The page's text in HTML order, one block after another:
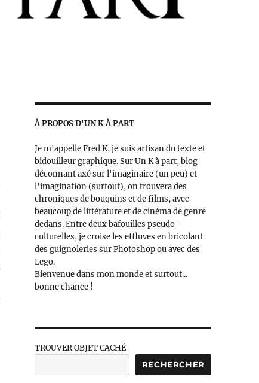
À PROPOS D'UN K À PART
Je m'appelle Fred K, je suis artisan du texte et
bidouilleur graphique. Sur Un K à part, blog
déconnant axé sur l'imaginaire (un peu) et
l'imagination (surtout), on trouvera des
chroniques de bouquins et de films, avec
beaucoup de littérature et de cinéma de genre
dedans. Entre deux bafouilles pseudo-
culturelles, je croise les effluves en bricolant
des guignoleries sur Photoshop ou avec des
Lego.
Bienvenue dans mon monde et surtout...
bonne chance !
TROUVER OBJET CACHÉ
RECHERCHER